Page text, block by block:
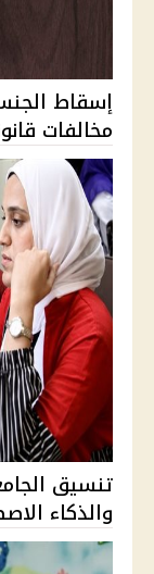
مخالفات
والذكاء